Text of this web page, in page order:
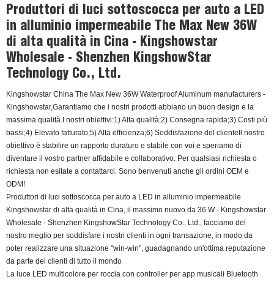
Produttori di luci sottoscocca per auto a LED
in alluminio impermeabile The Max New 36W
di alta qualità in Cina - Kingshowstar
Wholesale - Shenzhen KingshowStar
Technology Co., Ltd.
Kingshowstar China The Max New 36W Waterproof Aluminum manufacturers -
Kingshowstar,Garantiamo che i nostri prodotti abbiano un buon design e la
massima qualità.I nostri obiettivi:1) Alta qualità;2) Consegna rapida;3) Costi più
bassi;4) Elevato fatturato;5) Alta efficienza;6) Soddisfazione del clienteIl nostro
obiettivo è stabilire un rapporto duraturo e stabile con voi e speriamo di
diventare il vostro partner affidabile e collaborativo. Per qualsiasi richiesta o
richiesta non esitate a contattarci. Sono benvenuti anche gli ordini OEM e
ODM!
Produttori di luci sottoscocca per auto a LED in alluminio impermeabile
Kingshowstar di alta qualità in Cina, il massimo nuovo da 36 W - Kingshowstar
Wholesale - Shenzhen KingshowStar Technology Co., Ltd., facciamo del
nostro meglio per soddisfare i nostri clienti in ogni transazione, in modo da
poter realizzare una situazione "win-win", guadagnando un'ottima reputazione
da parte dei clienti di tutto il mondo
La luce LED multicolore per roccia con controller per app musicali Bluetooth